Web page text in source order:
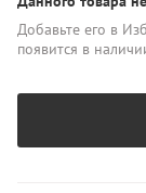
Добавьте его в
появится в